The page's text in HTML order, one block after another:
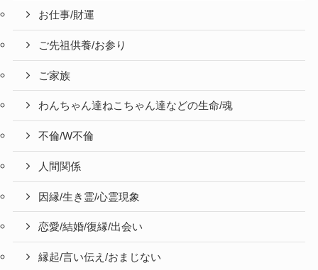
お仕事/財運
ご先祖供養/お参り
ご家族
わんちゃん達ねこちゃん達などの生命/魂
不倫/W不倫
人間関係
因縁/生き霊/心霊現象
恋愛/結婚/復縁/出会い
縁起/言い伝え/おまじない